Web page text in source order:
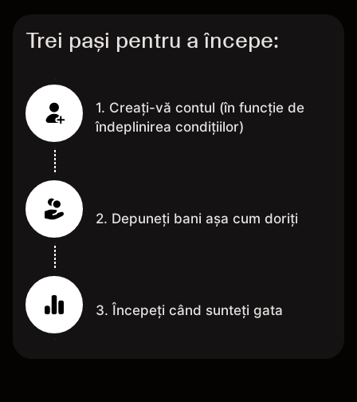
Trei pași pentru a începe:
1. Creați-vă contul (în funcție de
îndeplinirea condițiilor)
2. Depuneți bani așa cum doriți
3. Începeți când sunteți gata